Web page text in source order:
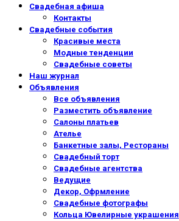
Свадебная афиша
Контакты
Свадебные события
Красивые места
Модные тенденции
Свадебные советы
Наш журнал
Объявления
Все объявления
Разместить объявление
Салоны платьев
Ателье
Банкетные залы, Рестораны
Свадебный торт
Свадебные агентства
Ведущие
Декор, Офрмление
Свадебные фотографы
Кольца Ювелирные украшения